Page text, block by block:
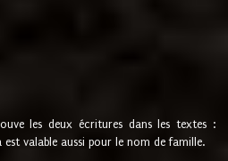
les deux écritures dans les textes :
valable aussi pour le nom de famille.